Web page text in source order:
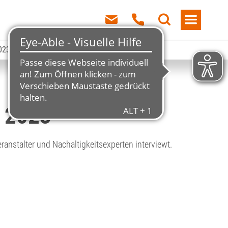
und Nachaltigkeitsexperten interviewt.